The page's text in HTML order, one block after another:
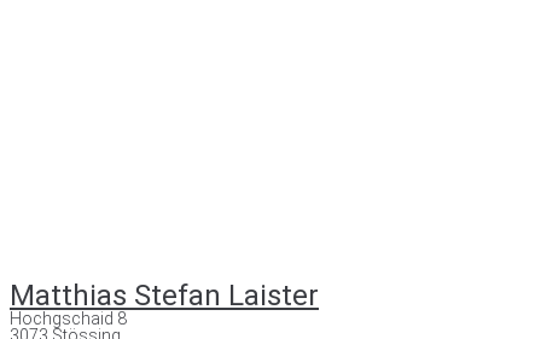
Matthias Stefan Laister
Hochgschaid 8
3073 Stössing